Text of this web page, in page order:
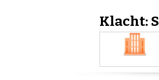
Klacht: